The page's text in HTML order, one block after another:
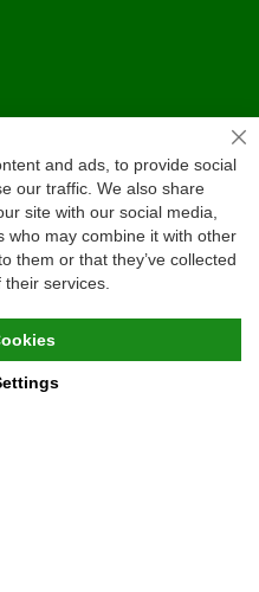
and ads, to provide social
our traffic. We also share
site with our social media,
who may combine it with other
them or that they’ve collected
services.